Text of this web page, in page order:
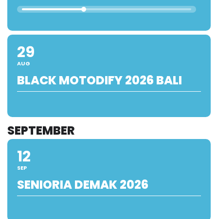
29
AUG
BLACK MOTODIFY 2026 BALI
SEPTEMBER
12
SEP
SENIORIA DEMAK 2026